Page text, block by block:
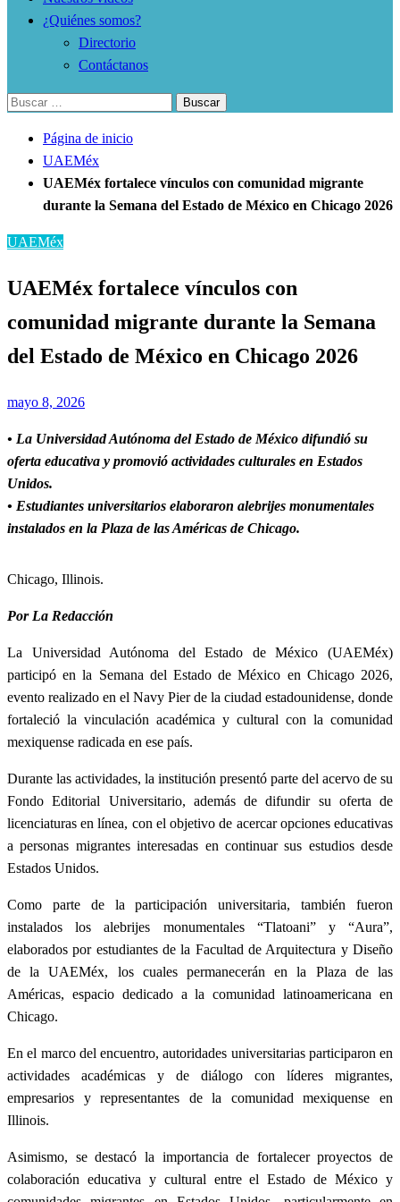
¿Quiénes somos?
Directorio
Contáctanos
Buscar:
Página de inicio
UAEMéx
UAEMéx fortalece vínculos con comunidad migrante
durante la Semana del Estado de México en Chicago 2026
UAEMéx
UAEMéx fortalece vínculos con
comunidad migrante durante la Semana
del Estado de México en Chicago 2026
Publicado
mayo 8, 2026
• La Universidad Autónoma del Estado de México difundió su
oferta educativa y promovió actividades culturales en Estados
Unidos.
• Estudiantes universitarios elaboraron alebrijes monumentales
instalados en la Plaza de las Américas de Chicago.
Chicago, Illinois.
Por La Redacción
La Universidad Autónoma del Estado de México (UAEMéx)
participó en la Semana del Estado de México en Chicago 2026,
evento realizado en el Navy Pier de la ciudad estadounidense, donde
fortaleció la vinculación académica y cultural con la comunidad
mexiquense radicada en ese país.
Durante las actividades, la institución presentó parte del acervo de su
Fondo Editorial Universitario, además de difundir su oferta de
licenciaturas en línea, con el objetivo de acercar opciones educativas
a personas migrantes interesadas en continuar sus estudios desde
Estados Unidos.
Como parte de la participación universitaria, también fueron
instalados los alebrijes monumentales “Tlatoani” y “Aura”,
elaborados por estudiantes de la Facultad de Arquitectura y Diseño
de la UAEMéx, los cuales permanecerán en la Plaza de las
Américas, espacio dedicado a la comunidad latinoamericana en
Chicago.
En el marco del encuentro, autoridades universitarias participaron en
actividades académicas y de diálogo con líderes migrantes,
empresarios y representantes de la comunidad mexiquense en
Illinois.
Asimismo, se destacó la importancia de fortalecer proyectos de
colaboración educativa y cultural entre el Estado de México y